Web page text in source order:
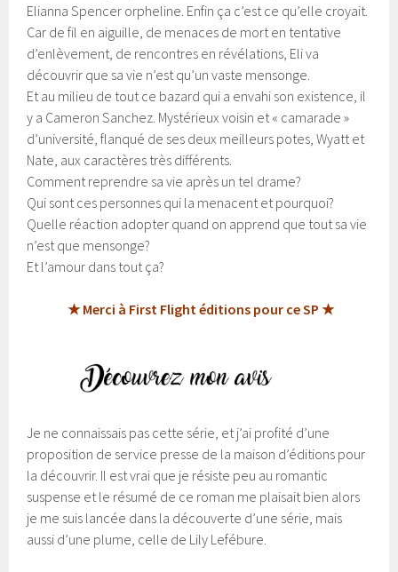
Elianna Spencer orpheline. Enfin ça c’est ce qu’elle croyait.
Car de fil en aiguille, de menaces de mort en tentative
d’enlèvement, de rencontres en révélations, Eli va
découvrir que sa vie n’est qu’un vaste mensonge.
Et au milieu de tout ce bazard qui a envahi son existence, il
y a Cameron Sanchez. Mystérieux voisin et « camarade »
d’université, flanqué de ses deux meilleurs potes, Wyatt et
Nate, aux caractères très différents.
Comment reprendre sa vie après un tel drame?
Qui sont ces personnes qui la menacent et pourquoi?
Quelle réaction adopter quand on apprend que tout sa vie
n’est que mensonge?
Et l’amour dans tout ça?
★ Merci à First Flight éditions pour ce SP ★
Je ne connaissais pas cette série, et j’ai profité d’une
proposition de service presse de la maison d’éditions pour
la découvrir. Il est vrai que je résiste peu au romantic
suspense et le résumé de ce roman me plaisait bien alors
je me suis lancée dans la découverte d’une série, mais
aussi d’une plume, celle de Lily Lefébure.